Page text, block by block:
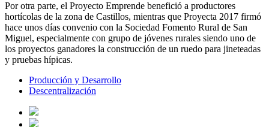
Por otra parte, el Proyecto Emprende benefició a productores
hortícolas de la zona de Castillos, mientras que Proyecta 2017 firmó
hace unos días convenio con la Sociedad Fomento Rural de San
Miguel, especialmente con grupo de jóvenes rurales siendo uno de
los proyectos ganadores la construcción de un ruedo para jineteadas
y pruebas hípicas.
Producción y Desarrollo
Descentralización